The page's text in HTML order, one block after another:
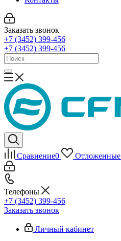
Заказать звонок
+7 (3452) 399-456
+7 (3452) 399-456
Сравнение0 Отложенные
Телефоны
+7 (3452) 399-456
Заказать звонок
Личный кабинет